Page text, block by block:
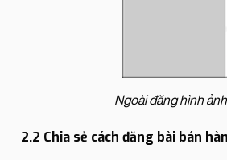
Ngoài đăng hình
2.2 Chia sẻ cách đăng bài bán